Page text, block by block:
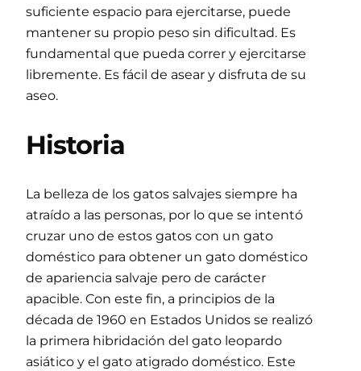
suficiente espacio para ejercitarse, puede
mantener su propio peso sin dificultad. Es
fundamental que pueda correr y ejercitarse
libremente. Es fácil de asear y disfruta de su
aseo.
Historia
La belleza de los gatos salvajes siempre ha
atraído a las personas, por lo que se intentó
cruzar uno de estos gatos con un gato
doméstico para obtener un gato doméstico
de apariencia salvaje pero de carácter
apacible. Con este fin, a principios de la
década de 1960 en Estados Unidos se realizó
la primera hibridación del gato leopardo
asiático y el gato atigrado doméstico. Este